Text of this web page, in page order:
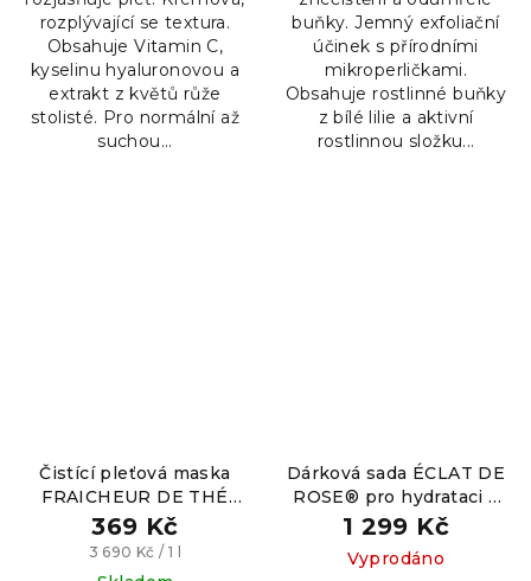
hvězdiček.
rozplývající se textura.
Obsahuje Vitamin C,
kyselinu hyaluronovou a
extrakt z květů růže
stolisté. Pro normální až
suchou...
hvězdiček.
buňky. Jemný exfoliační
účinek s přírodními
mikroperličkami.
Obsahuje rostlinné buňky
z bílé lilie a aktivní
rostlinnou složku...
Čistící pleťová maska
FRAICHEUR DE THÉ
3v1, 100ml
369 Kč
Měrná
cena:
3 690 Kč / 1 l
Dárková sada ÉCLAT DE
ROSE® pro hydrataci a
jas pleti
1 299 Kč
Vyprodáno